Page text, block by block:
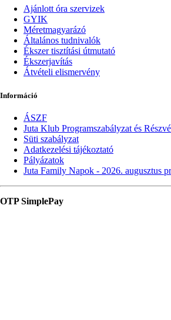
Ajánlott óra szervizek
GYIK
Méretmagyarázó
Általános tudnivalók
Ékszer tisztítási útmutató
Ékszerjavítás
Átvételi elismervény
Információ
ÁSZF
Juta Klub Programszabályzat és
Süti szabályzat
Adatkezelési tájékoztató
Pályázatok
Juta Family Napok - 2026. augusztus
OTP SimplePay